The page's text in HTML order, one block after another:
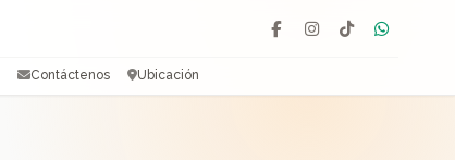
Facebook
Instagram
TikTok
Contáctenos Ubicación